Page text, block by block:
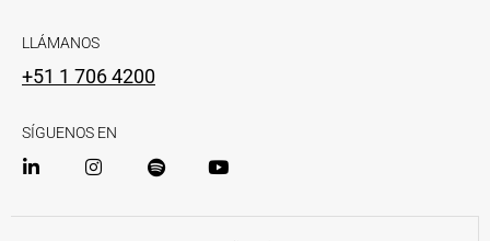
LLÁMANOS
+51 1 706 4200
SÍGUENOS EN